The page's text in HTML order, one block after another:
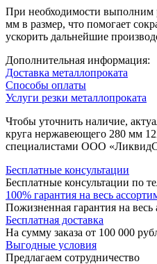
При необходимости выполним
мм в размер, что помогает
ускорить дальнейшие
Дополнительная информация:
Доставка металлопроката
Способы оплаты
Услуги резки металлопроката
Чтобы уточнить наличие,
круга нержавеющего 280 мм
специалистами ООО
Бесплатные консультации
Бесплатные консультации по
100% гарантия на весь
Пожизненная гарантия на весь
Бесплатная доставка
На сумму заказа от 100 000
Выгодные условия
Предлагаем сотрудничество